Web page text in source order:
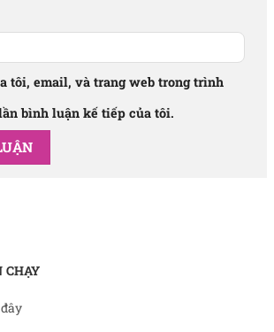
tôi, email, và trang web trong trình
bình luận kế tiếp của tôi.